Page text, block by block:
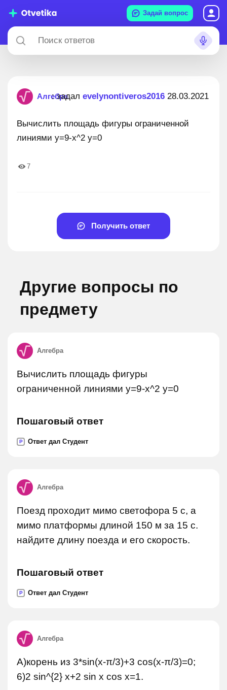
Задай вопрос
Алгебра
: задал evelynontiveros2016 28.03.2021
Вычислить площадь фигуры ограниченной
линиями у=9-x^2 у=0
7
Получить ответ
Другие вопросы по
предмету
Алгебра
Вычислить площадь фигуры
ограниченной линиями y=9-x^2 y=0
Пошаговый ответ
P Ответ дал Студент
Алгебра
Поезд проходит мимо светофора 5 с, а
мимо платформы длиной 150 м за 15 с.
найдите длину поезда и его скорость.
Пошаговый ответ
P Ответ дал Студент
Алгебра
А)корень из 3*sin(x-π/3)+3 cos(x-π/3)=0;
6)2 sin^{2} x+2 sin x cos x=1.